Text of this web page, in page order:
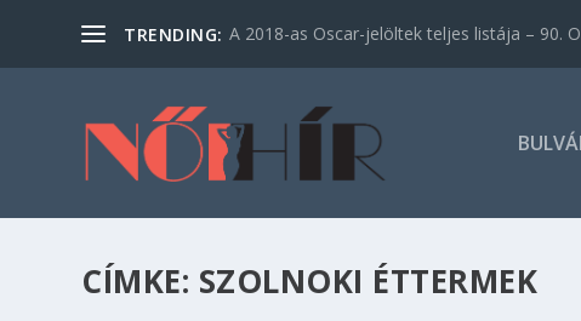
TRENDING: A 2018-as Oscar-jelöltek teljes listája – 90.
CÍMKE: SZOLNOKI ÉTTERMEK